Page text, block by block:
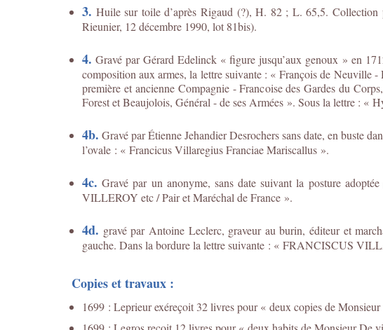
3. Huile sur toile d’après Rigaud (?), H. 82 ; L. 65,5. Collection
Rieunier, 12 décembre 1990, lot 81bis).
4. Gravé par Gérard Edelinck « figure jusqu’aux genoux » en
composition aux armes, la lettre suivante : « François de Neuville
première et ancienne Compagnie - Francoise des Gardes du
Forest et Beaujolois, Général - de ses Armées ». Sous la lettre : «
4b. Gravé par Étienne Jehandier Desrochers sans date, en buste
l’ovale : « Francicus Villaregius Franciae Mariscallus ».
4c. Gravé par un anonyme, sans date suivant la posture
VILLEROY etc / Pair et Maréchal de France ».
4d. gravé par Antoine Leclerc, graveur au burin, éditeur et
gauche. Dans la bordure la lettre suivante : « FRANCISCUS
Copies et travaux :
1699 : Leprieur exéreçoit 32 livres pour « deux copies de